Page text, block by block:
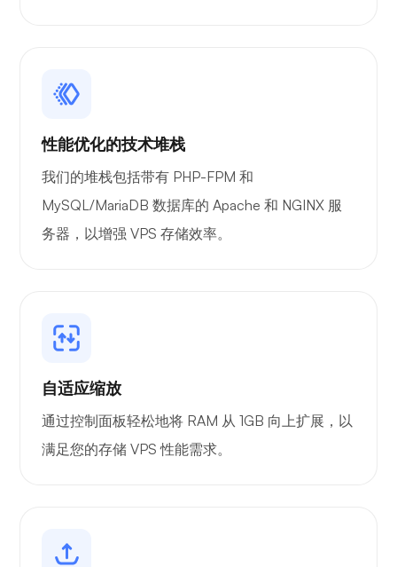
想知道
波特纳
性能优化的技术堆栈
我们的堆栈包括带有 PHP-FPM 和
MySQL/MariaDB 数据库的 Apache 和 NGINX 服
务器，以增强 VPS 存储效率。
自适应缩放
通过控制面板轻松地将 RAM 从 1GB 向上扩展，以
满足您的存储 VPS 性能需求。